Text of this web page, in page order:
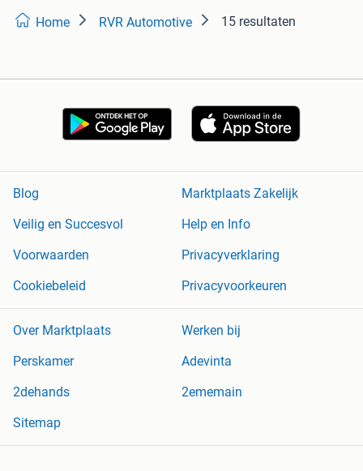
Home RVR Automotive 15 resultaten
Blog
Marktplaats Zakelijk
Veilig en Succesvol
Help en Info
Voorwaarden
Privacyverklaring
Cookiebeleid
Privacyvoorkeuren
Over Marktplaats
Werken bij
Perskamer
Adevinta
2dehands
2ememain
Sitemap